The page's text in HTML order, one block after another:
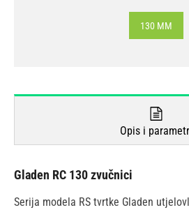
130 MM
Opis i
Gladen RC 130 zvučnici
Serija modela RS tvrtke Gladen